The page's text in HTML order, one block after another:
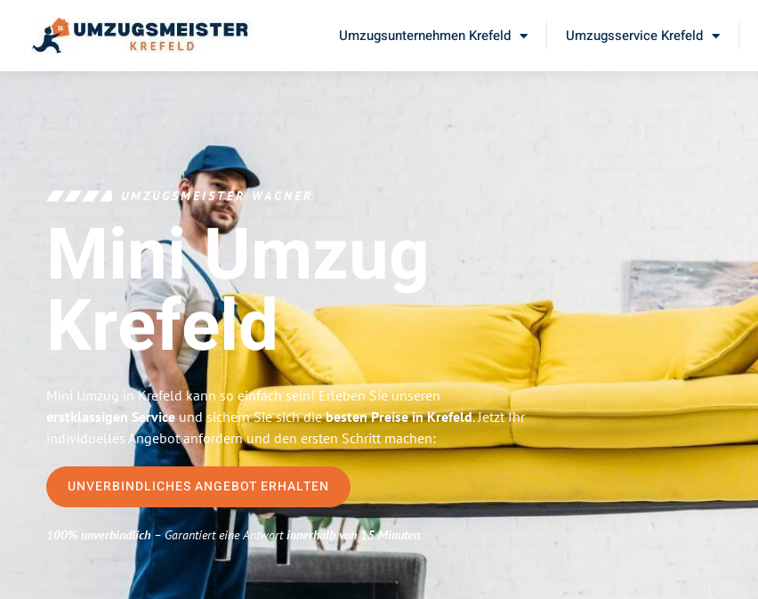
Umzugsunternehmen Krefeld Umzugsservice Krefeld
UMZUGSMEISTER WAGNER
Mini Umzug
Krefeld
Mini Umzug in Krefeld kann so einfach sein! Erleben Sie unseren
erstklassigen Serviceund sichern Sie sich diebesten Preise in Krefeld. Jetzt Ihr
individuelles Angebot anfordern und den ersten Schritt machen:
UNVERBINDLICHES ANGEBOT ERHALTEN
100% unverbindlich– Garantiert eine Antwortinnerhalb von 15 Minuten.